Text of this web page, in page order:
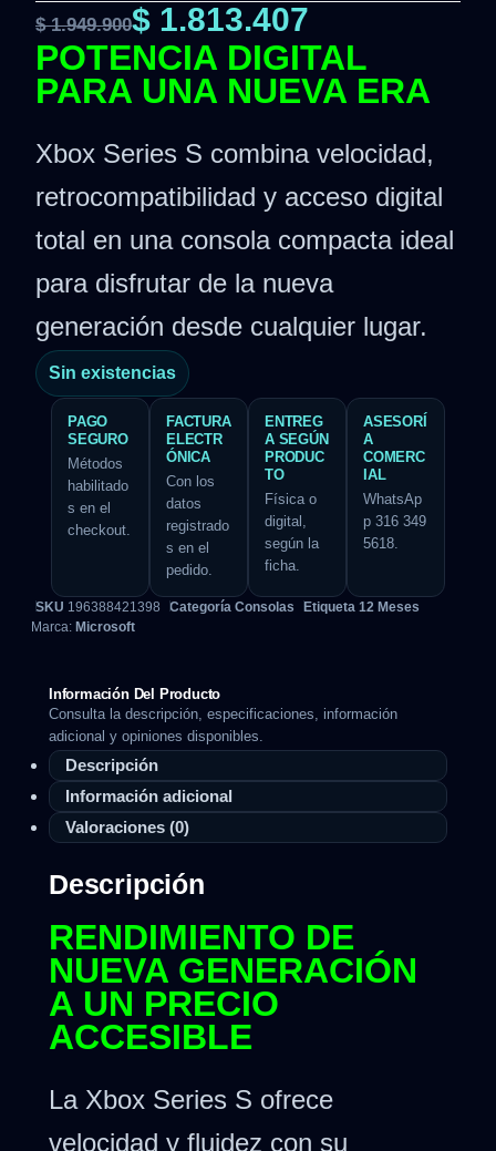
$1.949.900$ 1.813.407
POTENCIA DIGITAL
PARA UNA NUEVA ERA
Xbox Series S combina velocidad,
retrocompatibilidad y acceso digital
total en una consola compacta ideal
para disfrutar de la nueva
generación desde cualquier lugar.
Sin existencias
PAGO
SEGURO
Métodos
habilitado
s en el
checkout.
FACTURA
ELECTR
ÓNICA
Con los
datos
registrado
s en el
pedido.
ENTREG
A SEGÚN
PRODUC
TO
Física o
digital,
según la
ficha.
ASESORÍ
A
COMERC
IAL
WhatsAp
p 316 349
5618.
SKU 196388421398 Categoría Consolas Etiqueta 12 Meses
Marca: Microsoft
Información Del Producto
Consulta la descripción, especificaciones, información
adicional y opiniones disponibles.
Descripción
Información adicional
Valoraciones (0)
Descripción
RENDIMIENTO DE
NUEVA GENERACIÓN
A UN PRECIO
ACCESIBLE
La Xbox Series S ofrece
velocidad y fluidez con su